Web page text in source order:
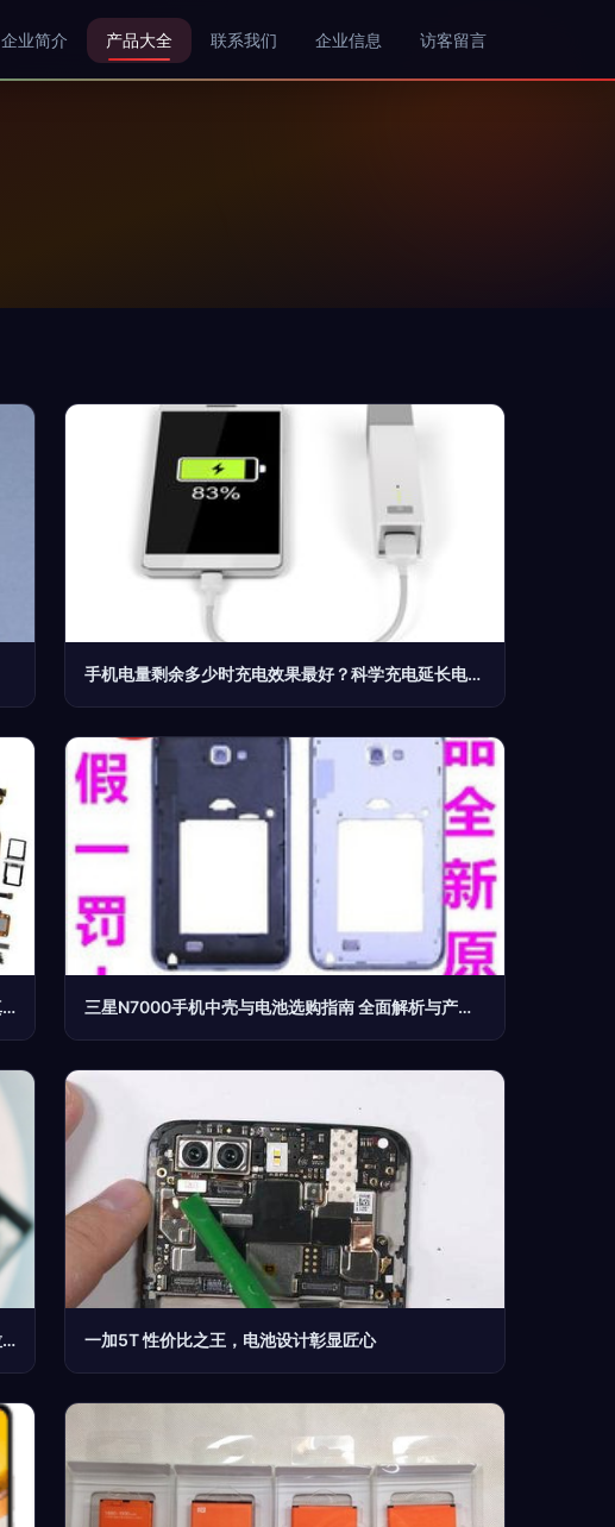
企业简介 产品大全 联系我们 企业信息 访客留言
手机电量剩余多少时充电效果最好？科学充电延长电池寿命全攻略
国产手机崛起背后的核心国产力量 拆解手机电池的真实国产化之路 三星N7000手机中壳与电池选购指南 全面解析与产品参考
废旧手机与电池的正确分类指南 可回收物还是有害垃圾？ 一加5T 性价比之王，电池设计彰显匠心